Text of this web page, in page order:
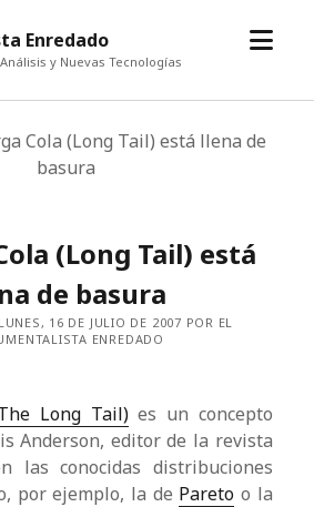
Enredado
y Nuevas Tecnologías
abrir
Cola (Long Tail) está llena de
basura
(Long Tail) está
de basura
16 DE JULIO DE 2007 POR EL
ENREDADO
Long Tail)es un concepto
Anderson, editor de la revista
las conocidas distribuciones
por ejemplo, la de Pareto o la